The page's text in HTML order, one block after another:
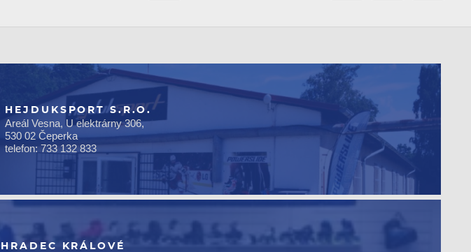
HEJDUKSPORT S.R.O.
Areál Vesna, U elektrárny 306,
530 02 Čeperka
telefon: 733 132 833
HRADEC KRÁLOVÉ